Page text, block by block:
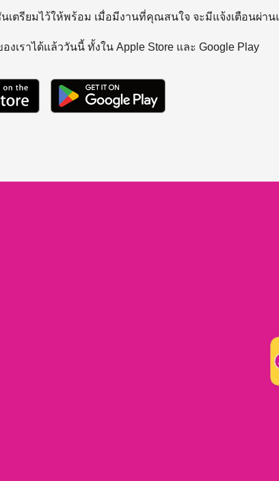
เตรียมไว้ให้พร้อม เมื่อมีงานที่คุณสนใจ จะมีแจ้งเตือนผ่า
งเราได้แล้ววันนี้ ทั้งใน Apple Store และ Google Play